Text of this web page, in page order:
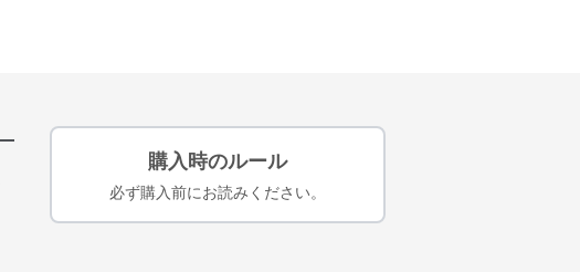
購入時のルール
必ず購入前にお読みください。